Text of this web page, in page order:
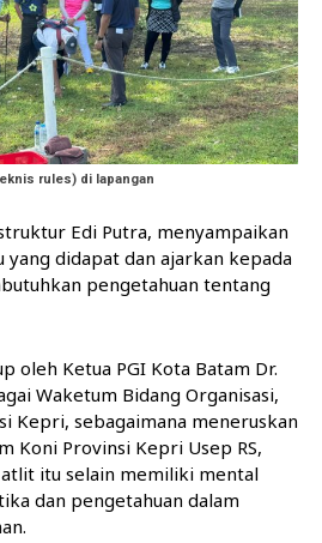
rules) di lapangan
Edi Putra, menyampaikan
didapat dan ajarkan kepada
pengetahuan tentang
oleh Ketua PGI Kota Batam Dr.
Waketum Bidang Organisasi,
Kepri, sebagaimana meneruskan
Koni Provinsi Kepri Usep RS,
itu selain memiliki mental
dan pengetahuan dalam